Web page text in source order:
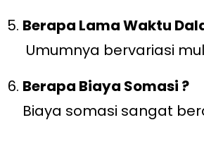
Berapa Lama Waktu
Umumnya bervariasi
Berapa Biaya Somasi ?
Biaya somasi sangat